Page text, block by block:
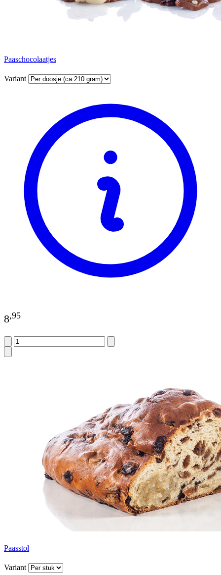
Paaschocolaatjes
Variant
8,95
Paasstol
Variant